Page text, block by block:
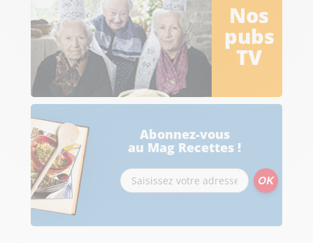
Nos
pubs
TV
Abonnez-vous
au Mag Recettes !